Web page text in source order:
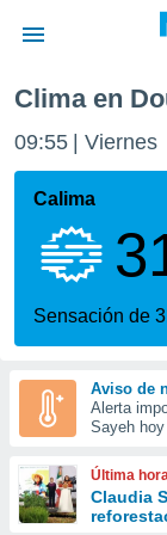
de
ha sido
calidad.
a este
las
y
forma
digital
basada
Clima en
09:55 Viernes
Calima
Sensación de
Aviso de
Alerta
Sayeh hoy
Última
Claudia